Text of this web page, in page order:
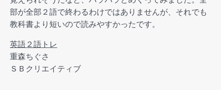
部が全部２語で終わるわけではありませんが、それでも
教科書より短いので読みやすかったです。
英語２語トレ
重森ちぐさ
ＳＢクリエイティブ